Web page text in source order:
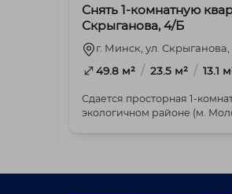
Снять 1-комнатную
Скрыганова, 4/Б
г. Минск, ул.
49.8 м² / 23.5 м² / 13.1
Сдается просторная 1-
экологичном районе (м.